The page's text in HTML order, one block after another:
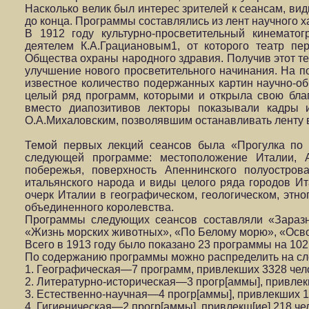
Насколько велик был интерес зрителей к сеансам,
до конца. Программы составлялись из лент научного
В 1912 году культурно-просветительный
деятелем К.А.Грациановым1, от которого театр
Общества охраны народного здравия. Получив этот
улучшение нового просветительного начинания. На
известное количество подержанных картин научно-
целый ряд программ, которыми и открыла свою
вместо диапозитивов лекторы показывали
О.А.Михаловским, позволявшим останавливать
Темой первых лекций сеансов была «Прогулка
следующей программе: местоположение Италии,
побережья, поверхность Апеннинского
итальянского народа и виды целого ряда городов
очерк Италии в географическом, геологическом,
объединенного королевства.
Программы следующих сеансов составляли
«Жизнь морских животных», «По Белому морю»,
Всего в 1913 году было показано 23 программы на
По содержанию программы можно распределить на
1. Географическая—7 программ, привлекших 3328
2. Литературно-историческая—3 прогр[аммы],
3. Естественно-научная—4 прогр[аммы], привлекших
4. Гигиеническая—2 прогр[аммы], привлекш[ие] 218